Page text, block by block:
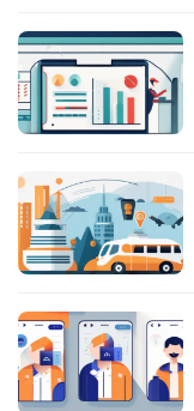
动
产
品
决
方
案
生
态
与
合